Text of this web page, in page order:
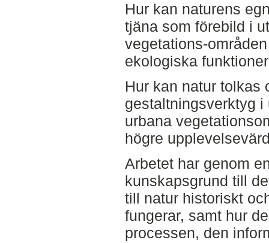
Hur kan naturens
tjäna som förebild i
vegetations-
ekologiska
Hur kan natur tolkas
gestaltningsverktyg
urbana
högre
Arbetet har genom
kunskapsgrund till
till natur historiskt
fungerar, samt hur
processen, den